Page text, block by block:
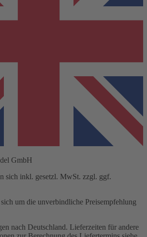
GmbH
sich inkl. gesetzl. MwSt. zzgl. ggf.
um die unverbindliche Preisempfehlung
nach Deutschland. Lieferzeiten für andere